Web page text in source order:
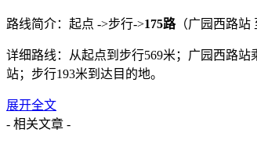
路线简介：起点 ->步行->175路（广园西路站
详细路线：从起点到步行569米；广园西路
站；步行193米到达目的地。
展开全文
- 相关文章 -